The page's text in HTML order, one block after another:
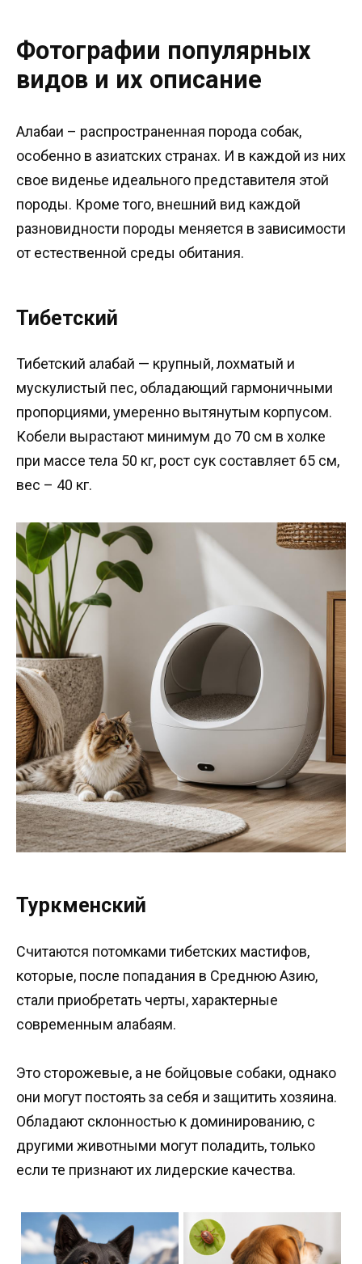
Фотографии популярных
видов и их описание
Алабаи – распространенная порода собак,
особенно в азиатских странах. И в каждой из них
свое виденье идеального представителя этой
породы. Кроме того, внешний вид каждой
разновидности породы меняется в зависимости
от естественной среды обитания.
Тибетский
Тибетский алабай — крупный, лохматый и
мускулистый пес, обладающий гармоничными
пропорциями, умеренно вытянутым корпусом.
Кобели вырастают минимум до 70 см в холке
при массе тела 50 кг, рост сук составляет 65 см,
вес – 40 кг.
Туркменский
Считаются потомками тибетских мастифов,
которые, после попадания в Среднюю Азию,
стали приобретать черты, характерные
современным алабаям.
Это сторожевые, а не бойцовые собаки, однако
они могут постоять за себя и защитить хозяина.
Обладают склонностью к доминированию, с
другими животными могут поладить, только
если те признают их лидерские качества.